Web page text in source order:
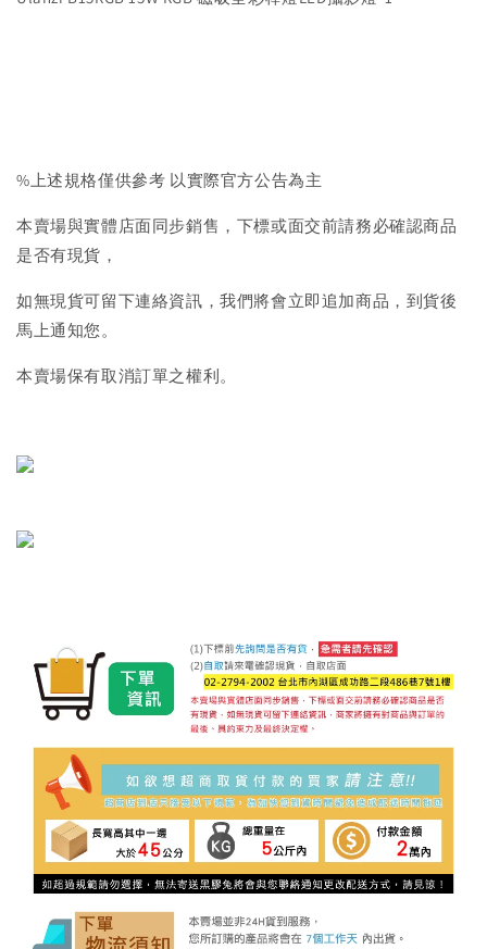
%上述規格僅供參考 以實際官方公告為主
本賣場與實體店面同步銷售，下標或面交前請務必確認商品
是否有現貨，
如無現貨可留下連絡資訊，我們將會立即追加商品，到貨後
馬上通知您。
本賣場保有取消訂單之權利。